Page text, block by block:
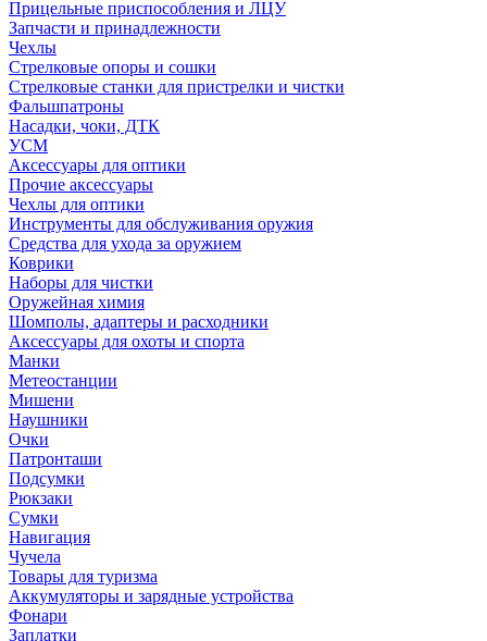
Прицельные приспособления и ЛЦУ
Запчасти и принадлежности
Чехлы
Стрелковые опоры и сошки
Стрелковые станки для пристрелки и чистки
Фальшпатроны
Насадки, чоки, ДТК
УСМ
Аксессуары для оптики
Прочие аксессуары
Чехлы для оптики
Инструменты для обслуживания оружия
Средства для ухода за оружием
Коврики
Наборы для чистки
Оружейная химия
Шомполы, адаптеры и расходники
Аксессуары для охоты и спорта
Манки
Метеостанции
Мишени
Наушники
Очки
Патронташи
Подсумки
Рюкзаки
Сумки
Навигация
Чучела
Товары для туризма
Аккумуляторы и зарядные устройства
Фонари
Заплатки